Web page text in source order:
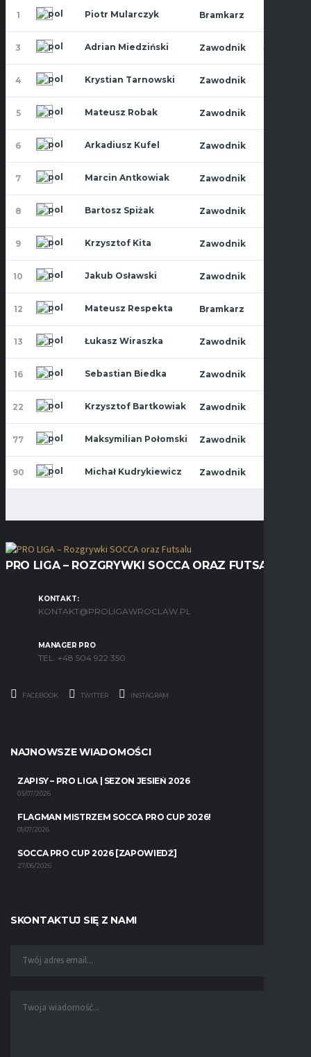
1 Piotr Mularczyk Bramkarz
3 Adrian Miedziński Zawodnik 40
4 Krystian Tarnowski Zawodnik
5 Mateusz Robak Zawodnik
6 Arkadiusz Kufel Zawodnik
7 Marcin Antkowiak Zawodnik
8 Bartosz Spiżak Zawodnik
9 Krzysztof Kita Zawodnik
10 Jakub Osławski Zawodnik
12 Mateusz Respekta Bramkarz
13 Łukasz Wiraszka Zawodnik
16 Sebastian Biedka Zawodnik
22 Krzysztof Bartkowiak Zawodnik
77 Maksymilian Połomski Zawodnik
90 Michał Kudrykiewicz Zawodnik
PRO LIGA – ROZGRYWKI SOCCA ORAZ FUTSALU
KONTAKT:
KONTAKT@PROLIGAWROCLAW.PL
MANAGER PRO
TEL. +48 504 922 350
FACEBOOK TWITTER INSTAGRAM
NAJNOWSZE WIADOMOŚCI
ZAPISY – PRO LIGA | SEZON JESIEŃ 2026
03/07/2026
FLAGMAN MISTRZEM SOCCA PRO CUP 2026!
01/07/2026
SOCCA PRO CUP 2026 [ZAPOWIEDŹ]
27/06/2026
SKONTAKTUJ SIĘ Z NAMI